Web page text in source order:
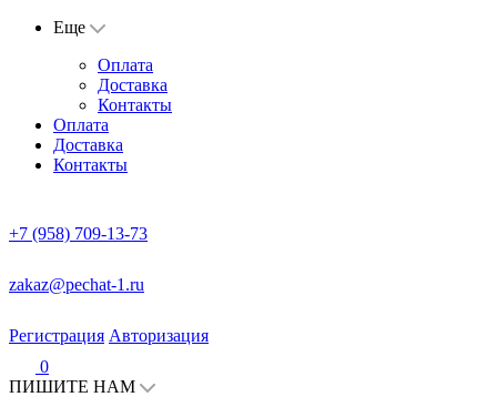
Еще
Оплата
Доставка
Контакты
Оплата
Доставка
Контакты
+7 (958) 709-13-73
zakaz@pechat-1.ru
Регистрация Авторизация
0
ПИШИТЕ НАМ